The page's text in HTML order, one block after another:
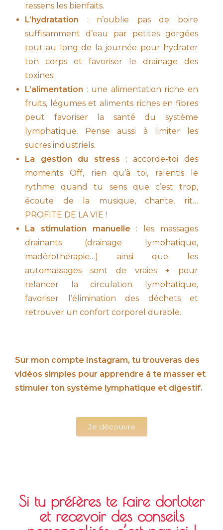
ressens les bienfaits.
L’hydratation : n’oublie pas de boire
suffisamment d’eau par petites gorgées
tout au long de la journée pour hydrater
ton corps et favoriser le drainage des
toxines.
L’alimentation : une alimentation riche en
fruits, légumes et aliments riches en fibres
peut favoriser la santé du système
lymphatique. Pense aussi à limiter les
sucres industriels.
La gestion du stress : accorde-toi des
moments Off, rien qu’à toi, ralentis le
rythme quand tu sens que c’est trop,
écoute de la musique, chante, rit…
PROFITE DE LA VIE !
La stimulation manuelle : les massages
drainants (drainage lymphatique,
madérothérapie…) ainsi que les
automassages sont de vraies + pour
relancer la circulation lymphatique,
favoriser l’élimination des déchets et
retrouver un confort corporel durable.
Sur mon compte Instagram, tu trouveras des
vidéos simples pour apprendre à te masser et
stimuler ton système lymphatique et digestif.
Je découvre
Si tu préfères te faire dorloter
et recevoir des conseils